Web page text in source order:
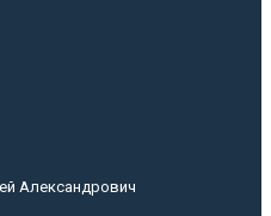
Александрович